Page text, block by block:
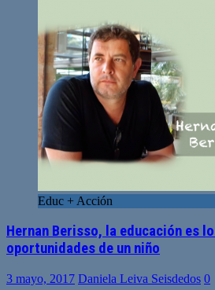
Educ + Acción
Hernan Berisso, la educación es
oportunidades de un niño
3 mayo, 2017 Daniela Leiva Seisdedos 0